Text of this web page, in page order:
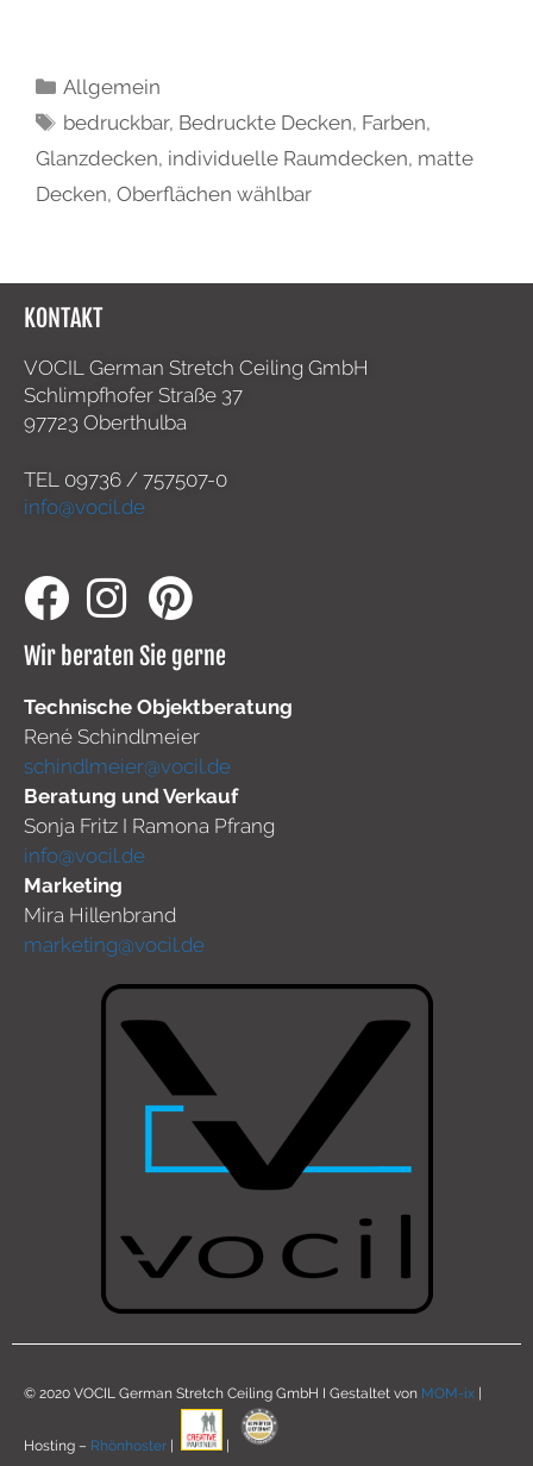
Allgemein
bedruckbar, Bedruckte Decken, Farben,
Glanzdecken, individuelle Raumdecken, matte
Decken, Oberflächen wählbar
KONTAKT
VOCIL German Stretch Ceiling GmbH
Schlimpfhofer Straße 37
97723 Oberthulba
TEL 09736 / 757507-0
info@vocil.de
Wir beraten Sie gerne
Technische Objektberatung
René Schindlmeier
schindlmeier@vocil.de
Beratung und Verkauf
Sonja Fritz I Ramona Pfrang
info@vocil.de
Marketing
Mira Hillenbrand
marketing@vocil.de
© 2020 VOCIL German Stretch Ceiling GmbH I Gestaltet von MOM-ix |
Hosting – Rhönhoster | |